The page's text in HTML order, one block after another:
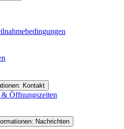
Kontakt
Öffnungszeiten
Nachrichten